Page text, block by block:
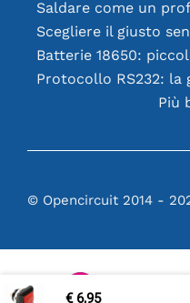
€ 6,95
Protocollo RS232: la
Più
© Opencircuit 2014 -